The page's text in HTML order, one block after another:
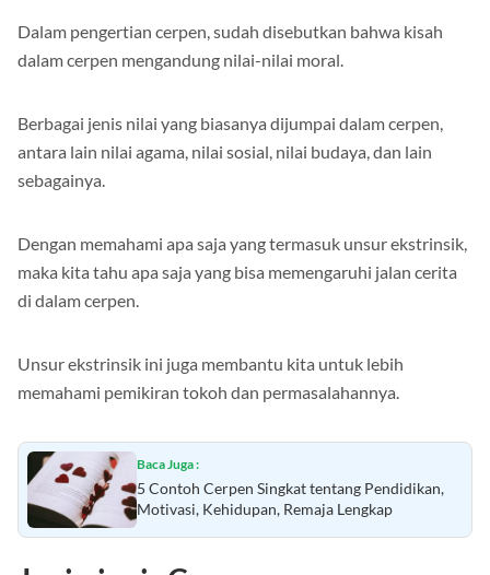
Dalam pengertian cerpen, sudah disebutkan bahwa kisah
dalam cerpen mengandung nilai-nilai moral.
Berbagai jenis nilai yang biasanya dijumpai dalam cerpen,
antara lain nilai agama, nilai sosial, nilai budaya, dan lain
sebagainya.
Dengan memahami apa saja yang termasuk unsur ekstrinsik,
maka kita tahu apa saja yang bisa memengaruhi jalan cerita
di dalam cerpen.
Unsur ekstrinsik ini juga membantu kita untuk lebih
memahami pemikiran tokoh dan permasalahannya.
Baca Juga :
5 Contoh Cerpen Singkat tentang Pendidikan,
Motivasi, Kehidupan, Remaja Lengkap